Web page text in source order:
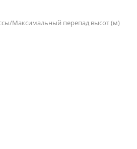
Максимальный перепад высот (м)